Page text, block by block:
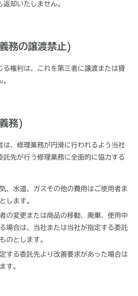
却いたしません。
務の譲渡禁止)
る権利は、これを第三者に譲渡または貸
務)
は、修理業務が円滑に行われるよう当社
託先が行う修理業務に全面的に協力する
、水道、ガスその他の費用はご使用者ま
します。
の変更または商品の移動、廃棄、使用中
場合は、当社または当社が指定する委託
のとします。
する委託先より改善要求があった場合は
す。